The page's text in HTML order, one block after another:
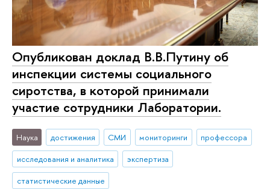
Опубликован доклад В.В.Путину об
инспекции системы социального
сиротства, в которой принимали
участие сотрудники Лаборатории.
Наука достижения СМИ мониторинги
профессора
исследования и аналитика
экспертиза
статистические данные